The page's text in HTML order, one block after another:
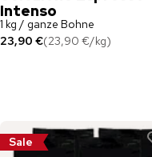
Intenso
1 kg / ganze Bohne
23,90 €(23,90 €/kg)
Sale